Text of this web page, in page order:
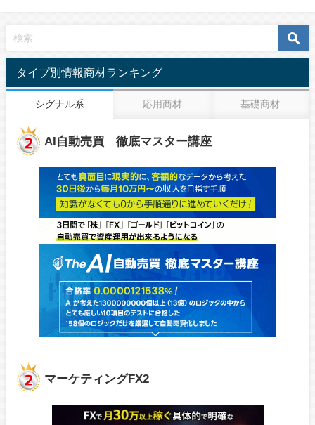
タイプ別情報商材ランキング
シグナル系 応用商材 基礎商材
AI自動売買 徹底マスター講座
マーケティングFX2